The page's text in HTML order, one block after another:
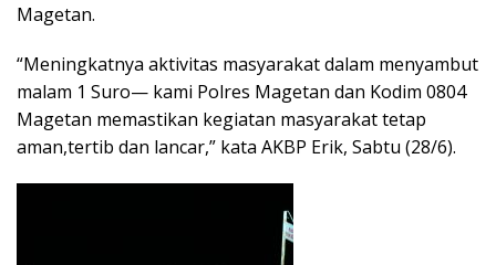
Magetan.
“Meningkatnya aktivitas masyarakat dalam menyambut
malam 1 Suro— kami Polres Magetan dan Kodim 0804
Magetan memastikan kegiatan masyarakat tetap
aman,tertib dan lancar,” kata AKBP Erik, Sabtu (28/6).